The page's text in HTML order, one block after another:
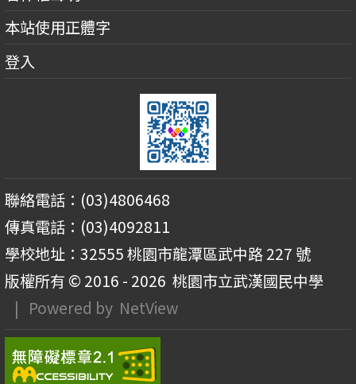
本站使用正體字
登入
聯絡電話：(03)4806468
傳真電話：(03)4092811
學校地址：32555 桃園市龍潭區武中路 227 號
版權所有 © 2016 - 2026 桃園市立武漢國民中學
| Powered by NetView